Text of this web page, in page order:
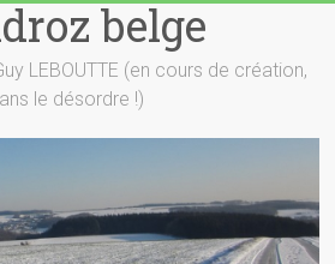
belge
LEBOUTTE (en cours de création,
le désordre !)